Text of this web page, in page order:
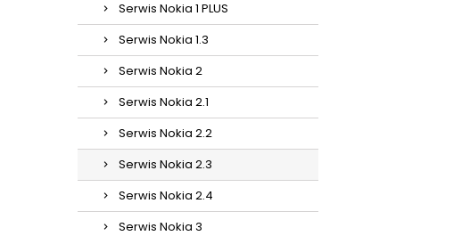
Serwis Nokia 1 PLUS
Serwis Nokia 1.3
Serwis Nokia 2
Serwis Nokia 2.1
Serwis Nokia 2.2
Serwis Nokia 2.3
Serwis Nokia 2.4
Serwis Nokia 3